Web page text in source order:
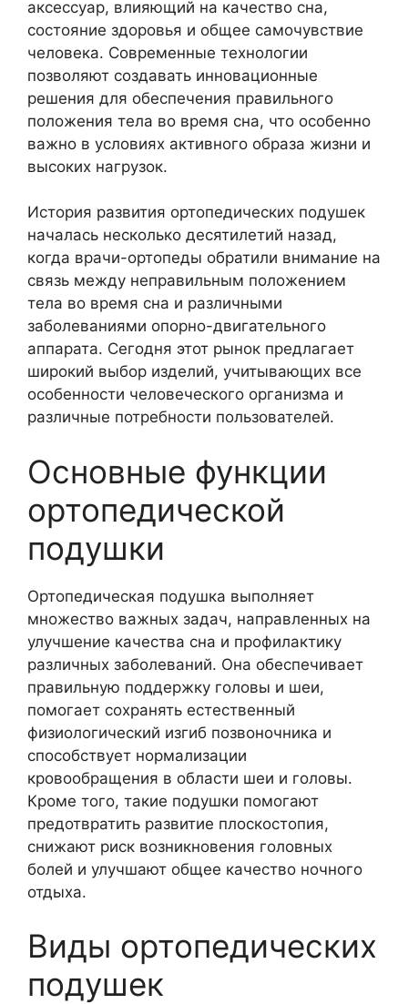
аксессуар, влияющий на качество сна,
состояние здоровья и общее самочувствие
человека. Современные технологии
позволяют создавать инновационные
решения для обеспечения правильного
положения тела во время сна, что особенно
важно в условиях активного образа жизни и
высоких нагрузок.
История развития ортопедических подушек
началась несколько десятилетий назад,
когда врачи-ортопеды обратили внимание на
связь между неправильным положением
тела во время сна и различными
заболеваниями опорно-двигательного
аппарата. Сегодня этот рынок предлагает
широкий выбор изделий, учитывающих все
особенности человеческого организма и
различные потребности пользователей.
Основные функции
ортопедической
подушки
Ортопедическая подушка выполняет
множество важных задач, направленных на
улучшение качества сна и профилактику
различных заболеваний. Она обеспечивает
правильную поддержку головы и шеи,
помогает сохранять естественный
физиологический изгиб позвоночника и
способствует нормализации
кровообращения в области шеи и головы.
Кроме того, такие подушки помогают
предотвратить развитие плоскостопия,
снижают риск возникновения головных
болей и улучшают общее качество ночного
отдыха.
Виды ортопедических
подушек